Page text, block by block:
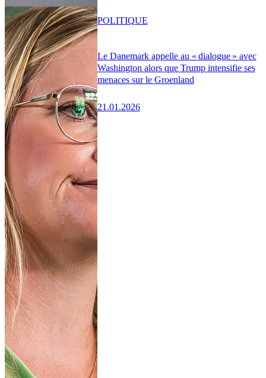
Le Danemark appelle au « dialogue » avec
Washington alors que Trump intensifie ses
menaces sur le Groenland
21.01.2026
POLITIQUE